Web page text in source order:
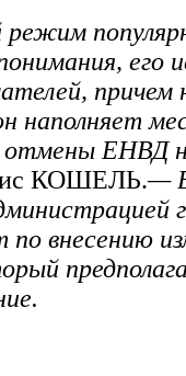
его
причем
наполняет
ЕНВД
КОШЕЛЬ.—
по внесению